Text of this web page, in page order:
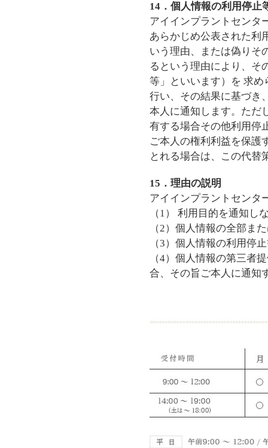
14．個人情報の利用停止
アイインプラントセンタ
あらかじめ公表された利
いう理由、または偽りそ
るという理由により、そ
等」といいます）を 求
行い、その結果に基づき
本人に通知します。ただ
有する場合その他利用停
ご本人の権利利益を保護
とれる場合は、この代替
15．理由の説明
アイインプラントセンタ
（1） 利用目的を通知し
（2）個人情報の全部ま
（3）個人情報の利用停
（4）個人情報の第三者
合、その旨ご本人に通知